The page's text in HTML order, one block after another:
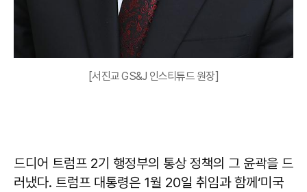
[서진교 GS&J 인스티튜드 원장]
드디어 트럼프 2기 행정부의 통상 정책의 그 윤곽을 드
러냈다. 트럼프 대통령은 1월 20일 취임과 함께‘미국